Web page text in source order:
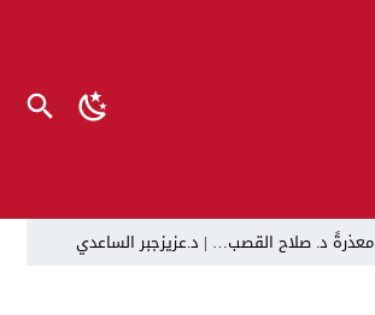
معذرةً د. صلاح القصب… | د.عزيزجبر الساعدي